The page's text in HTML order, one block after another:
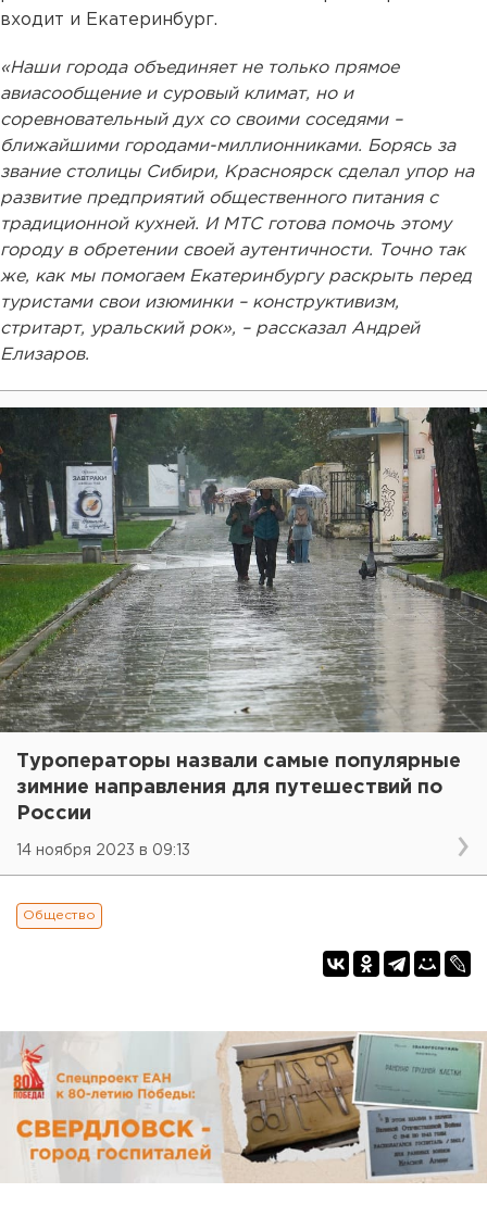
входит и Екатеринбург.
«Наши города объединяет не только прямое
авиасообщение и суровый климат, но и
соревновательный дух со своими соседями –
ближайшими городами-миллионниками. Борясь за
звание столицы Сибири, Красноярск сделал упор на
развитие предприятий общественного питания с
традиционной кухней. И МТС готова помочь этому
городу в обретении своей аутентичности. Точно так
же, как мы помогаем Екатеринбургу раскрыть перед
туристами свои изюминки – конструктивизм,
стритарт, уральский рок», – рассказал Андрей
Елизаров.
Туроператоры назвали самые популярные
зимние направления для путешествий по
России
14 ноября 2023 в 09:13
Общество